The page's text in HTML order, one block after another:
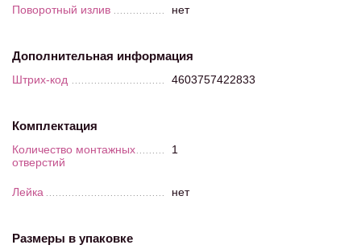
Поворотный излив нет
Дополнительная информация
Штрих-код 4603757422833
Комплектация
Количество монтажных
отверстий
1
Лейка нет
Размеры в упаковке